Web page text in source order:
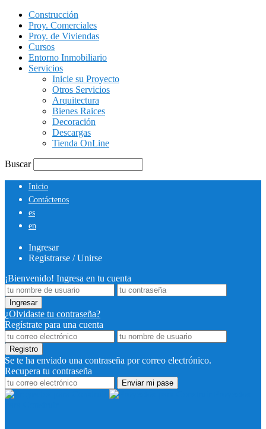
Construcción
Proy. Comerciales
Proy. de Viviendas
Cursos
Entorno Inmobiliario
Servicios
Inicie su Proyecto
Otros Servicios
Arquitectura
Bienes Raices
Decoración
Descargas
Tienda OnLine
Buscar
Inicio
Contáctenos
es
en
Ingresar
Registrarse / Unirse
¡Bienvenido! Ingresa en tu cuenta
¿Olvidaste tu contraseña?
Regístrate para una cuenta
Se te ha enviado una contraseña por correo electrónico.
Recupera tu contraseña